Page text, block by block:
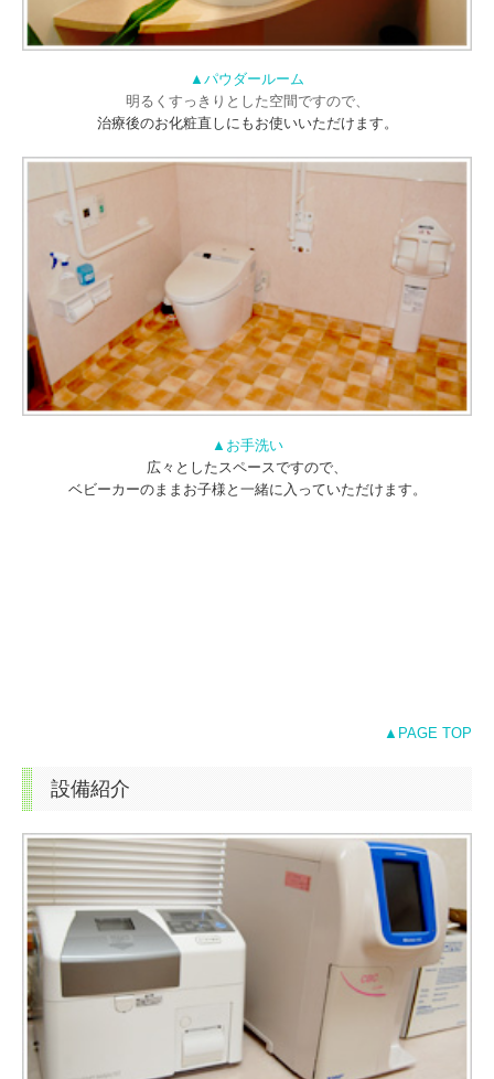
▲パウダールーム
明るくすっきりとした空間ですので、
治療後のお化粧直しにもお使いいただけます。
▲お手洗い
広々としたスペースですので、
ベビーカーのままお子様と一緒に入っていただけます。
▲PAGE TOP
設備紹介